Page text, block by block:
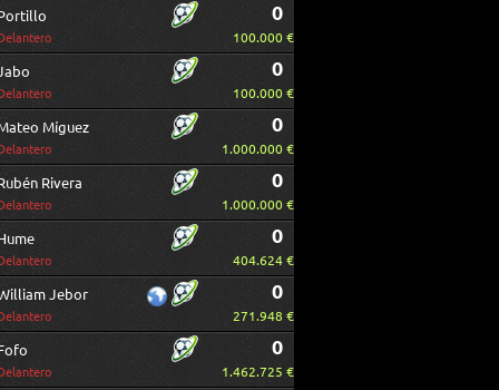
0
100.000 €
0
100.000 €
Míguez 0
1.000.000 €
Rivera 0
1.000.000 €
0
404.624 €
Jebor 0
271.948 €
0
1.462.725 €